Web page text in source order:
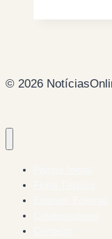
© 2026